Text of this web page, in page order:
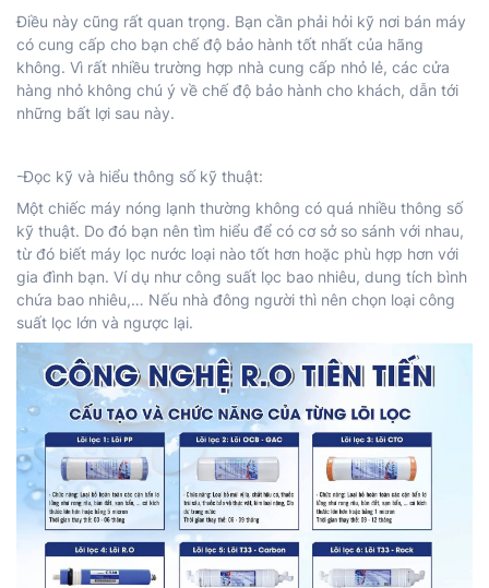
Điều này cũng rất quan trọng. Bạn cần phải hỏi kỹ nơi bán máy
có cung cấp cho bạn chế độ bảo hành tốt nhất của hãng
không. Vì rất nhiều trường hợp nhà cung cấp nhỏ lẻ, các cửa
hàng nhỏ không chú ý về chế độ bảo hành cho khách, dẫn tới
những bất lợi sau này.
-Đọc kỹ và hiểu thông số kỹ thuật:
Một chiếc máy nóng lạnh thường không có quá nhiều thông số
kỹ thuật. Do đó bạn nên tìm hiểu để có cơ sở so sánh với nhau,
từ đó biết máy lọc nước loại nào tốt hơn hoặc phù hợp hơn với
gia đình bạn. Ví dụ như công suất lọc bao nhiêu, dung tích bình
chứa bao nhiêu,… Nếu nhà đông người thì nên chọn loại công
suất lọc lớn và ngược lại.